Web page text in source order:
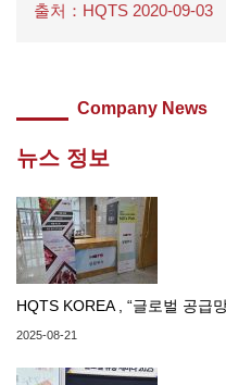
출처：HQTS 2020-09-03
Company News
뉴스 정보
HQTS KOREA , “글로벌 공급
2025-08-21